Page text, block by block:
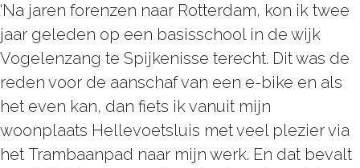
‘Na jaren forenzen naar Rotterdam, kon ik twee
jaar geleden op een basisschool in de wijk
Vogelenzang te Spijkenisse terecht. Dit was de
reden voor de aanschaf van een e-bike en als
het even kan, dan fiets ik vanuit mijn
woonplaats Hellevoetsluis met veel plezier via
het Trambaanpad naar mijn werk. En dat bevalt